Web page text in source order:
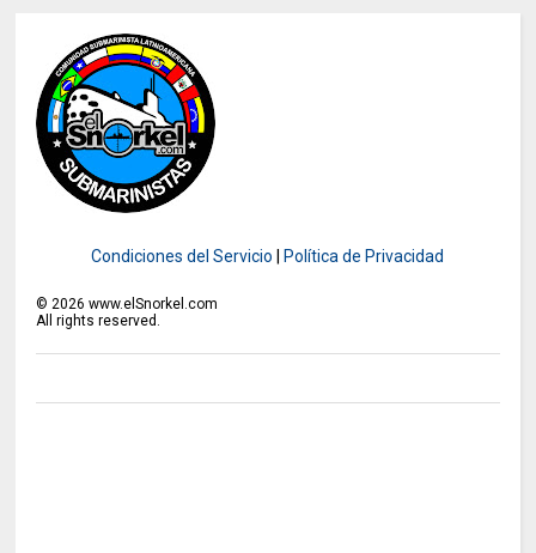
Condiciones del Servicio Política de Privacidad
©2026 www.elSnorkel.com
All rights reserved.